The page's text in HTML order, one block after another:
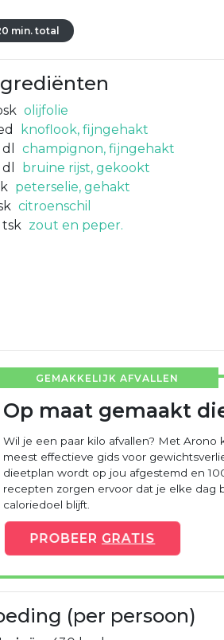
min. total
olijfolie
knoflook, fijngehakt
dl
champignon, fijngehakt
dl
bruine rijst, gekookt
peterselie, gehakt
citroenschil
tsk zout en peper.
GEMAKKELIJK AFVALLEN
Op maat gemaakt
Wil je een paar kilo afvallen? Met Arono
meest effectieve gids voor
dieetplan wordt op jou afgestemd en
recepten zorgen ervoor dat je elke dag
caloriedoel blijft.
PROBEER GRATIS
(per persoon)